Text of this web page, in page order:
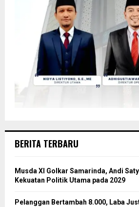
BERITA TERBARU
Musda XI Golkar Samarinda, Andi
Kekuatan Politik Utama pada 2029
Pelanggan Bertambah 8.000, Laba